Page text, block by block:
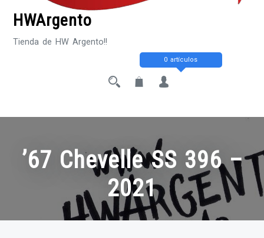
HWArgento
Tienda de HW Argento!!
0 artículos
’67 Chevelle SS 396 –
2021